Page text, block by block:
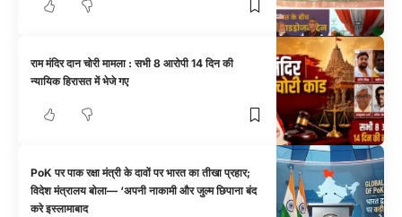
राम मंदिर दान चोरी मामला : सभी 8 आरोपी 14 दिन की
न्यायिक हिरासत में भेजे गए
PoK पर पाक रक्षा मंत्री के दावों पर भारत का तीखा प्रहार;
विदेश मंत्रालय बोला— ‘अपनी नाकामी और जुल्म छिपाना बंद
करे इस्लामाबाद